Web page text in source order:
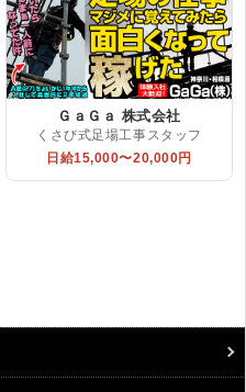
ＧａＧａ 株式会社
くさび式足場工事スタッフ
日給15,000〜20,000円